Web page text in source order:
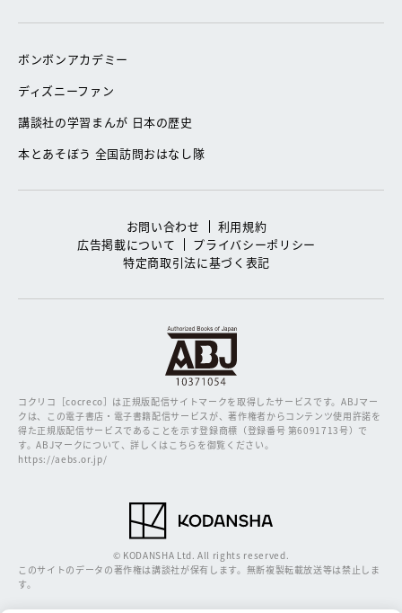
ボンボンアカデミー
ディズニーファン
講談社の学習まんが 日本の歴史
本とあそぼう 全国訪問おはなし隊
お問い合わせ
利用規約
広告掲載について
プライバシーポリシー
特定商取引法に基づく表記
コクリコ［cocreco］は正規版配信サイトマークを取得したサービスです。ABJマー
クは、この電子書店・電子書籍配信サービスが、著作権者からコンテンツ使用許諾を
得た正規版配信サービスであることを示す登録商標（登録番号 第6091713号）で
す。ABJマークについて、詳しくはこちらを御覧ください。
https://aebs.or.jp/
© KODANSHA Ltd. All rights reserved.
このサイトのデータの著作権は講談社が保有します。無断複製転載放送等は禁止しま
す。